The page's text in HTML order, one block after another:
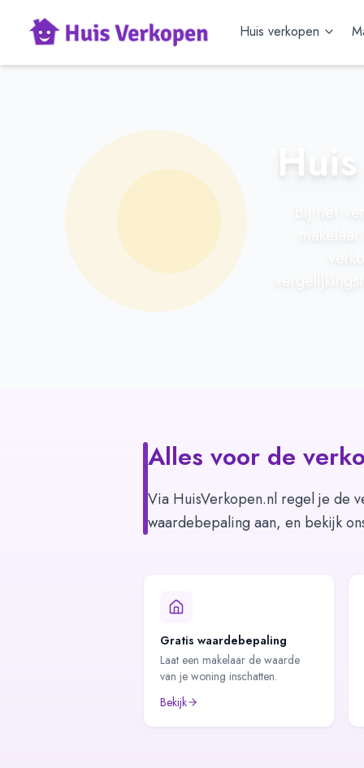
Huis verkopen
Alles voor de
Via HuisVerkopen.nl regel je de
waardebepaling aan, en bekijk
Gratis waardebepaling
Laat een makelaar de waarde
van je woning inschatten.
Bekijk